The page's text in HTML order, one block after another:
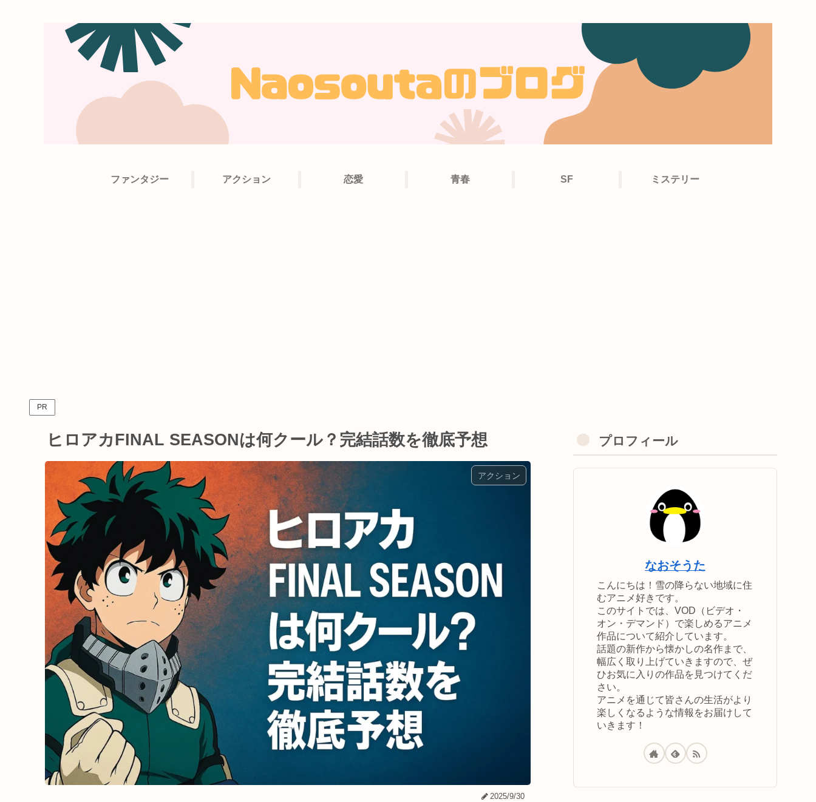
ファンタジー アクション 恋愛 青春 SF ミステリー
PR
ヒロアカFINAL SEASONは何クール？完結話数を徹底予想
アクション
2025/9/30
プロフィール
なおそうた
こんにちは！雪の降らない地域に住
むアニメ好きです。
このサイトでは、VOD（ビデオ・
オン・デマンド）で楽しめるアニメ
作品について紹介しています。
話題の新作から懐かしの名作まで、
幅広く取り上げていきますので、ぜ
ひお気に入りの作品を見つけてくだ
さい。
アニメを通じて皆さんの生活がより
楽しくなるような情報をお届けして
いきます！